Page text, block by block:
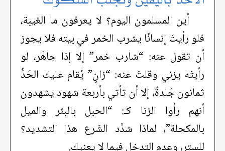
أين المسلمون اليوم؟ لا يعرفون ما الغيبة،
فلو رأيتَ إنسانًا يشرب الخمر في بيته فلا يجوز
أن تقول عنه: “شارب خمر” إلا إذا جاهَر، لو
رأيتَه يزني وقلتَ عنه: “زانٍ” يُقام عليك الحَدُّ
ثمانون جَلدةً، إلا أن تأتي بأربعة شهود يشهدون
أنهم رأوا الزنا كـ: “الحبل بالبئر والميل
بالمكحلة”، لماذا شدَّد الشَرع هذا التشديد؟